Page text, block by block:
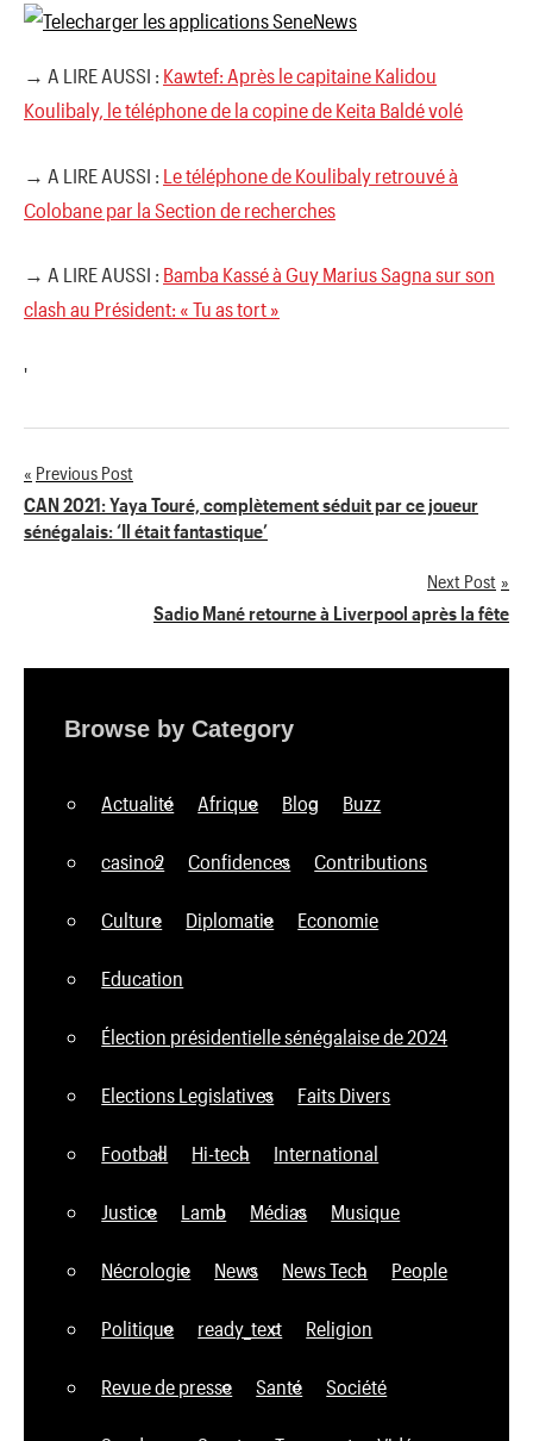
→ A LIRE AUSSI : Kawtef: Après le capitaine Kalidou
Koulibaly, le téléphone de la copine de Keita Baldé volé
→ A LIRE AUSSI : Le téléphone de Koulibaly retrouvé à
Colobane par la Section de recherches
→ A LIRE AUSSI : Bamba Kassé à Guy Marius Sagna sur son
clash au Président: « Tu as tort »
'
Navigation
de
Previous Post
CAN 2021: Yaya Touré, complètement séduit par ce joueur
sénégalais: ‘Il était fantastique’
Next Post
Sadio Mané retourne à Liverpool après la fête
Browse by Category
Actualité Afrique Blog Buzz
casino2 Confidences Contributions
Culture Diplomatie Economie
Education
Élection présidentielle sénégalaise de 2024
Elections Legislatives Faits Divers
Football Hi-tech International
Justice Lamb Médias Musique
Nécrologie News News Tech People
Politique ready_text Religion
Revue de presse Santé Société